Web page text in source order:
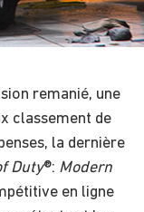
remanié, une
classement de
la dernière
Duty®: Modern
en ligne